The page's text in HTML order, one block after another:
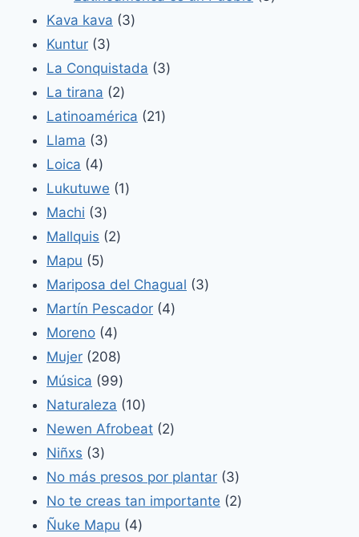
Kava kava 33
Kuntur 33
productos
La Conquistada 33
La tirana 22
productos
Latinoamérica 2121
Llama 33
Loica 44
productos
Lukutuwe 11
Machi 33
productos
Mallquis 22
Mapu 55
productos
Mariposa del Chagual 33
Martín Pescador 44
Moreno 44
productos
Mujer 208208
productos
Música 9999
productos
Naturaleza 1010
productos
Newen Afrobeat 22
Niñxs 33
productos
No más presos por plantar 33
productos
No te creas tan importante 22
Ñuke Mapu 44